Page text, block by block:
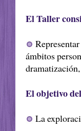
El Taller
ámbitos
El objetivo
La